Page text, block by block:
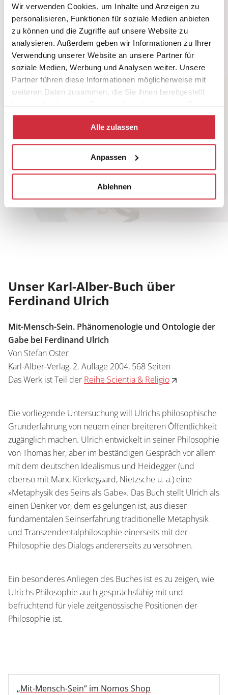
Wir verwenden Cookies, um Inhalte und Anzeigen zu
personalisieren, Funktionen für soziale Medien anbieten
zu können und die Zugriffe auf unsere Website zu
analysieren. Außerdem geben wir Informationen zu Ihrer
Verwendung unserer Website an unsere Partner für
soziale Medien, Werbung und Analysen weiter. Unsere
Partner führen diese Informationen möglicherweise mit
weiteren Daten zusammen, die Sie ihnen bereitgestellt
haben oder die sie im Rahmen Ihrer Nutzung der Dienste
gesammelt haben.
Alle zulassen
Anpassen
Ablehnen
Unser Karl-Alber-Buch über
Ferdinand Ulrich
Mit-Mensch-Sein. Phänomenologie und Ontologie der
Gabe bei Ferdinand Ulrich
Von Stefan Oster
Karl-Alber-Verlag, 2. Auflage 2004, 568 Seiten
Das Werk ist Teil der Reihe Scientia & Religio
Die vorliegende Untersuchung will Ulrichs philosophische
Grunderfahrung von neuem einer breiteren Öffentlichkeit
zugänglich machen. Ulrich entwickelt in seiner Philosophie
von Thomas her, aber im beständigen Gespräch vor allem
mit dem deutschen Idealismus und Heidegger (und
ebenso mit Marx, Kierkegaard, Nietzsche u. a.) eine
»Metaphysik des Seins als Gabe«. Das Buch stellt Ulrich als
einen Denker vor, dem es gelungen ist, aus dieser
fundamentalen Seinserfahrung traditionelle Metaphysik
und Transzendentalphilosophie einerseits mit der
Philosophie des Dialogs andererseits zu versöhnen.
Ein besonderes Anliegen des Buches ist es zu zeigen, wie
Ulrichs Philosophie auch gesprächsfähig mit und
befruchtend für viele zeitgenössische Positionen der
Philosophie ist.
„Mit-Mensch-Sein“ im Nomos Shop